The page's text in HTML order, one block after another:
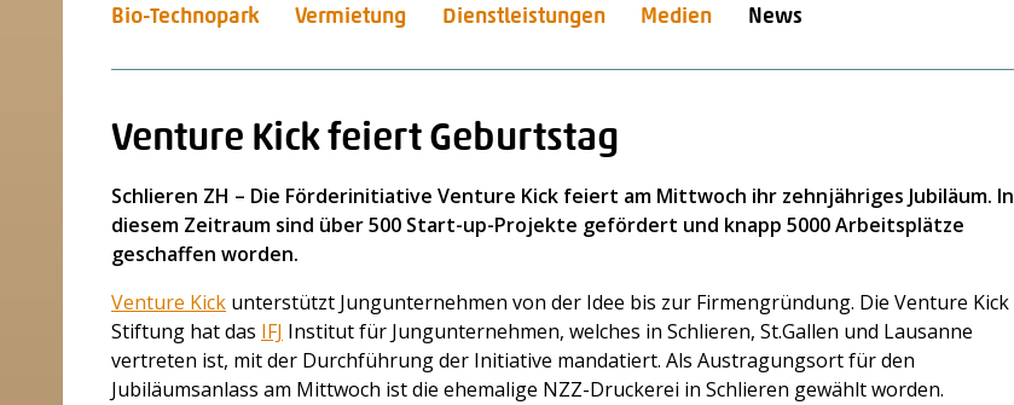
Bio-Technopark Vermietung Dienstleistungen Medien News
Venture Kick feiert Geburtstag
Schlieren ZH – Die Förderinitiative Venture Kick feiert am Mittwoch ihr zehnjähriges Jubiläum. In
diesem Zeitraum sind über 500 Start-up-Projekte gefördert und knapp 5000 Arbeitsplätze
geschaffen worden.
Venture Kick unterstützt Jungunternehmen von der Idee bis zur Firmengründung. Die Venture Kick
Stiftung hat das IFJ Institut für Jungunternehmen, welches in Schlieren, St.Gallen und Lausanne
vertreten ist, mit der Durchführung der Initiative mandatiert. Als Austragungsort für den
Jubiläumsanlass am Mittwoch ist die ehemalige NZZ-Druckerei in Schlieren gewählt worden.